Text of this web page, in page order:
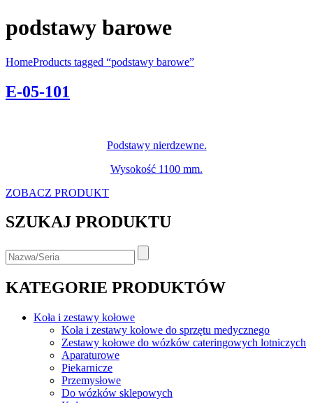
podstawy barowe
HomeProducts tagged “podstawy barowe”
E-05-101
Podstawy nierdzewne.
Wysokość 1100 mm.
ZOBACZ PRODUKT
SZUKAJ PRODUKTU
KATEGORIE PRODUKTÓW
Koła i zestawy kołowe
Koła i zestawy kołowe do sprzętu medycznego
Zestawy kołowe do wózków cateringowych lotniczych
Aparaturowe
Piekarnicze
Przemysłowe
Do wózków sklepowych